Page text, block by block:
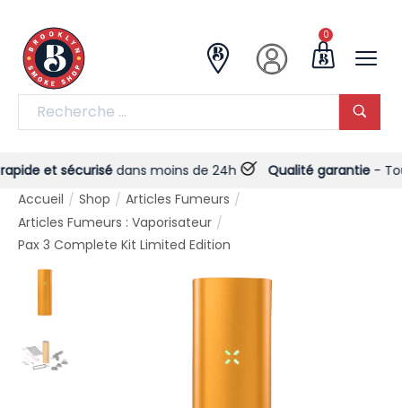
0
et sécurisédans moins de 24h Qualité garantie-
Accueil / Shop / Articles Fumeurs /
Articles Fumeurs : Vaporisateur /
Pax 3 Complete Kit Limited Edition